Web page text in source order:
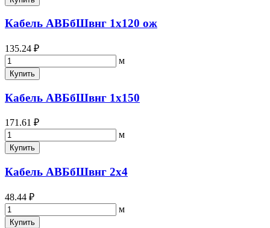
Кабель АВБбШвнг 1х120 ож
135.24 ₽
м
Купить
Кабель АВБбШвнг 1х150
171.61 ₽
м
Купить
Кабель АВБбШвнг 2х4
48.44 ₽
м
Купить